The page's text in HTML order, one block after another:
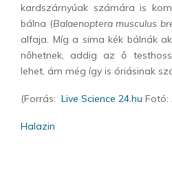
kardszárnyúak számára is
bálna (Balaenoptera musculus
alfaja. Míg a sima kék bálnák
nőhetnek, addig az ő
lehet, ám még így is óriásinak
(Forrás: Live Science 24.hu Fotó:
Halazin